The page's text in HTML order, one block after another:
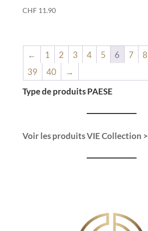
CHF11.90
← 1 2 3 4 5 6 7 8
39
40
→
Type de produits PAESE
Voir les produits VIE Collection >